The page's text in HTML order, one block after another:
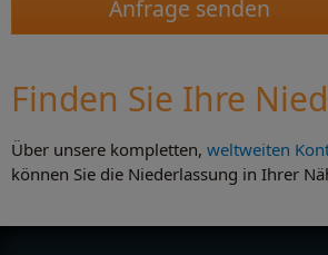
Finden Sie Ihre
Über unsere kompletten, weltweiten
können Sie die Niederlassung in Ihrer